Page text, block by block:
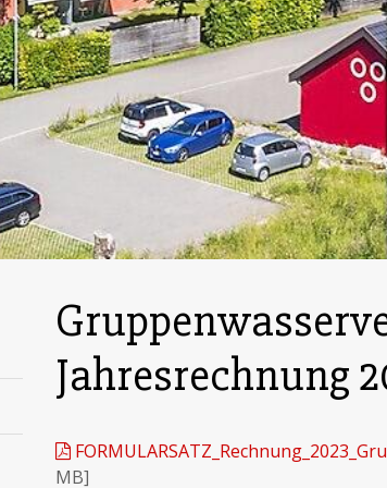
Jahresrechnung
MB]